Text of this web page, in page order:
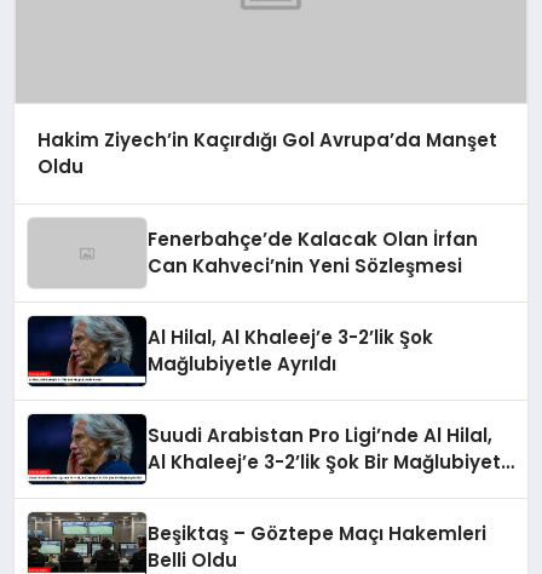
Hakim Ziyech’in Kaçırdığı Gol Avrupa’da Manşet
Oldu
Fenerbahçe’de Kalacak Olan İrfan
Can Kahveci’nin Yeni Sözleşmesi
Al Hilal, Al Khaleej’e 3-2’lik Şok
Mağlubiyetle Ayrıldı
Suudi Arabistan Pro Ligi’nde Al Hilal,
Al Khaleej’e 3-2’lik Şok Bir Mağlubiyet
Beşiktaş – Göztepe Maçı Hakemleri
Belli Oldu